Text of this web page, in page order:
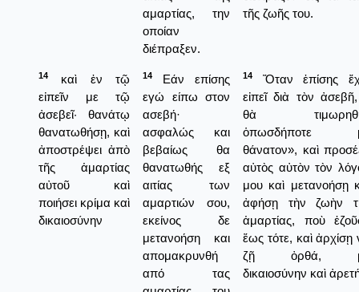
αμαρτίας, την
οποίαν
διέπραξεν.
τῆς ζωῆς του.
14
καὶ ἐν τῷ
εἰπεῖν με τῷ
ἀσεβεῖ· θανάτῳ
θανατωθήσῃ, καὶ
ἀποστρέψει ἀπὸ
τῆς ἁμαρτίας
αὐτοῦ καὶ
ποιήσει κρίμα καὶ
δικαιοσύνην
14
Εάν επίσης
εγώ είπω στον
ασεβή·
ασφαλώς και
βεβαίως θα
θανατωθής εξ
αιτίας των
αμαρτιών σου,
εκείνος δε
μετανοήση και
απομακρυνθή
από τας
14
Ὅταν ἐπίσης
εἰπεῖ διὰ τὸν
θὰ
ὁπωσδήποτε
θάνατον», καὶ
αὐτὸς αὐτὸν τὸν
μου καὶ μετανοήσῃ
ἀφήσῃ τὴν ζωὴν
ἁμαρτίας, ποὺ
ἕως τότε, καὶ ἀρχίσῃ
ζῇ ὀρθά,
δικαιοσύνην καὶ